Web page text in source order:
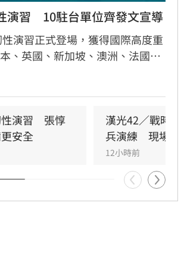
演習　10駐台單位齊發文宣導
演習正式登場，獲得國際高度重
、英國、新加坡、澳洲、法國、
捷克及歐盟等10個駐台單位，近
動網路降速等措施。國安會副秘書
，謝謝這些理念相近國家的關心和
，「在許多朋友關心我們安全的
要為自己的安全多做一分準備。」
演習　張惇
安全
漢光42／戰時
兵演練　現場曝
12小時前